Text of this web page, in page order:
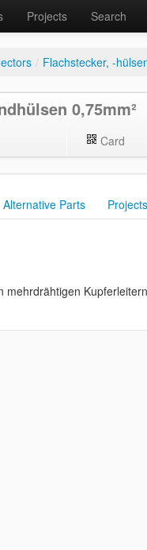
Projects Search
/ Flachstecker, -
0,75mm²
Card
Alternative Parts Projects
mehrdrähtigen